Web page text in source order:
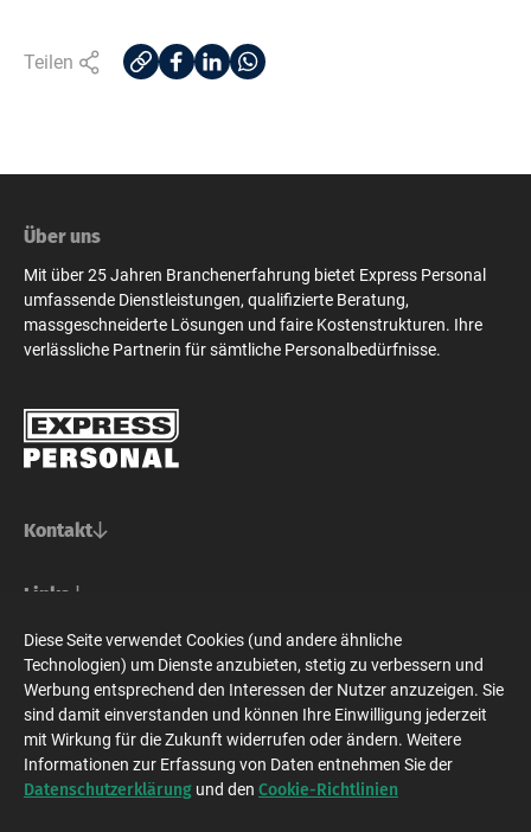
Teilen
Über uns
Mit über 25 Jahren Branchenerfahrung bietet Express Personal
umfassende Dienstleistungen, qualifizierte Beratung,
massgeschneiderte Lösungen und faire Kostenstrukturen. Ihre
verlässliche Partnerin für sämtliche Personalbedürfnisse.
Kontakt
Basel/Nordwestschweiz
Steinenvorstadt 73
CH-4010 Basel
+41 61 228 70 10
basel@expresspersonal.ch
Bern/Mittelland
Express Personal AG
Zeughausgasse 24
CH-3001 Bern
+41 31 318 98 18
bern@expresspersonal.ch
Zürich/Ostschweiz/Graubünden
Express Personal AG
Bahnhofstrasse 10
CH-8001 Zürich
Westschweiz/Tessin/Wallis
Express Personal AG
Zeughausgasse 24
Deutschland
Links
Für Stellensuchende
Für Unternehmen
Express Personal
Jobsuche
Bewerbung
Newsroom
Kontakt
Social Media
DatenschutzImpressum
Diese Seite verwendet Cookies (und andere ähnliche
Technologien) um Dienste anzubieten, stetig zu verbessern und
Werbung entsprechend den Interessen der Nutzer anzuzeigen. Sie
sind damit einverstanden und können Ihre Einwilligung jederzeit
mit Wirkung für die Zukunft widerrufen oder ändern. Weitere
Informationen zur Erfassung von Daten entnehmen Sie der
Datenschutzerklärung und den Cookie-Richtlinien